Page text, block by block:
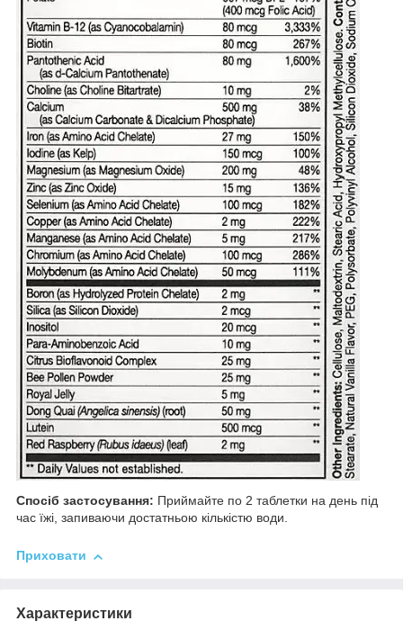
Спосіб застосування: Приймайте по 2 таблетки на день під
час їжі, запиваючи достатньою кількістю води.
Приховати
Характеристики